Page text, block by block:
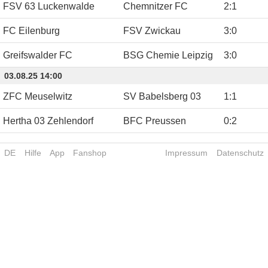
FSV 63 Luckenwalde Chemnitzer FC 2:1
FC Eilenburg FSV Zwickau 3:0
Greifswalder FC BSG Chemie Leipzig 3:0
03.08.25 14:00
ZFC Meuselwitz SV Babelsberg 03 1:1
Hertha 03 Zehlendorf BFC Preussen 0:2
DE Hilfe App Fanshop Impressum Datenschutz